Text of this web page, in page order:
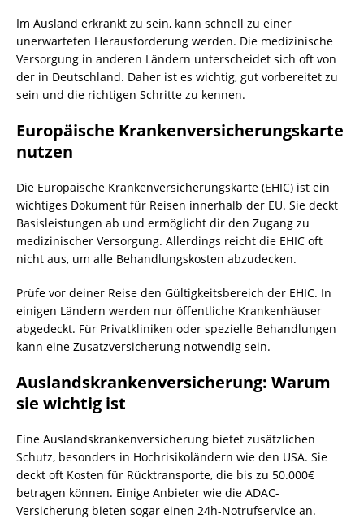
Im Ausland erkrankt zu sein, kann schnell zu einer
unerwarteten Herausforderung werden. Die medizinische
Versorgung in anderen Ländern unterscheidet sich oft von
der in Deutschland. Daher ist es wichtig, gut vorbereitet zu
sein und die richtigen Schritte zu kennen.
Europäische Krankenversicherungskarte
nutzen
Die Europäische Krankenversicherungskarte (EHIC) ist ein
wichtiges Dokument für Reisen innerhalb der EU. Sie deckt
Basisleistungen ab und ermöglicht dir den Zugang zu
medizinischer Versorgung. Allerdings reicht die EHIC oft
nicht aus, um alle Behandlungskosten abzudecken.
Prüfe vor deiner Reise den Gültigkeitsbereich der EHIC. In
einigen Ländern werden nur öffentliche Krankenhäuser
abgedeckt. Für Privatkliniken oder spezielle Behandlungen
kann eine Zusatzversicherung notwendig sein.
Auslandskrankenversicherung: Warum
sie wichtig ist
Eine Auslandskrankenversicherung bietet zusätzlichen
Schutz, besonders in Hochrisikoländern wie den USA. Sie
deckt oft Kosten für Rücktransporte, die bis zu 50.000€
betragen können. Einige Anbieter wie die ADAC-
Versicherung bieten sogar einen 24h-Notrufservice an.